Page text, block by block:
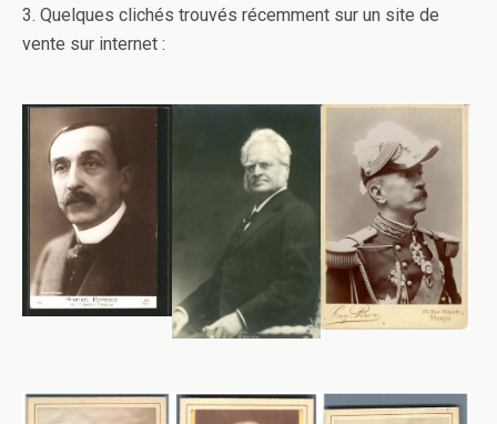
3. Quelques clichés trouvés récemment sur un site de
vente sur internet :